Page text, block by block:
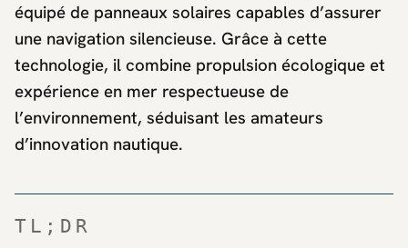
équipé de panneaux solaires capables d’assurer
une navigation silencieuse. Grâce à cette
technologie, il combine propulsion écologique et
expérience en mer respectueuse de
l’environnement, séduisant les amateurs
d’innovation nautique.
TL;DR